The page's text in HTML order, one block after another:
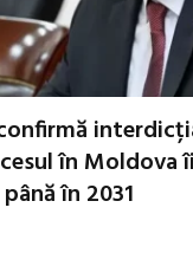
în Moldova
în 2031